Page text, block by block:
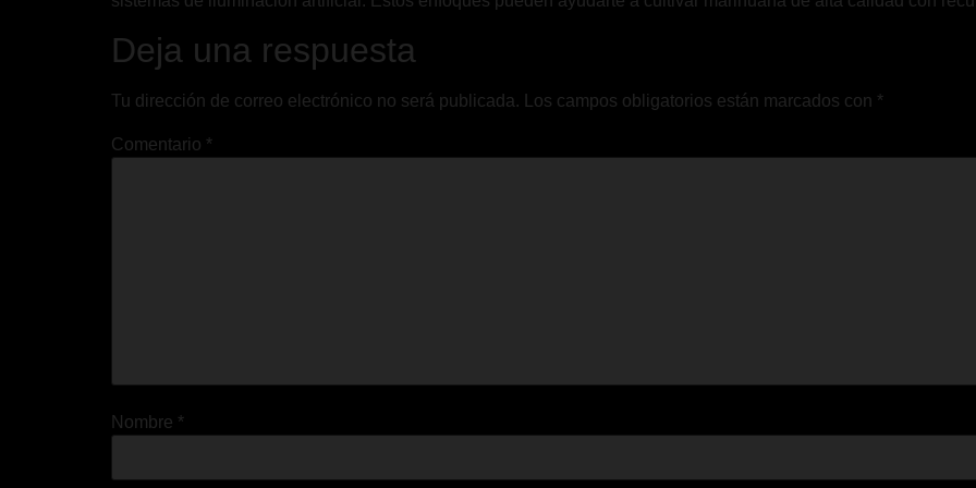
Deja una respuesta
Tu dirección de correo electrónico no será publicada. Los campos obligatorios están marcados con *
Comentario *
Nombre *